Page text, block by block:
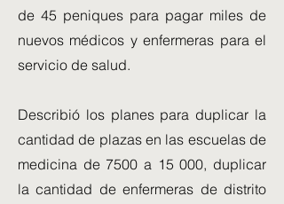
de 45 peniques para pagar miles de
nuevos médicos y enfermeras para el
servicio de salud.
Describió los planes para duplicar la
cantidad de plazas en las escuelas de
medicina de 7500 a 15 000, duplicar
la cantidad de enfermeras de distrito